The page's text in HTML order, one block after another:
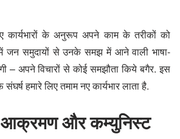
के अनुरूप अपने काम के तरीकों को
जन समुदायों से उनके समझ में आने वाली भाषा-
– अपने विचारों से कोई समझौता किये बगैर. इस
हमारे लिए तमाम नए कार्यभार लाता है.
आक्रमण और कम्युनिस्ट